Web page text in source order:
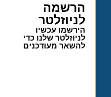
הרשמה
לניוזלטר
הירשמו עכשיו
לניוזלטר שלנו כדי
להשאר מעודכנים